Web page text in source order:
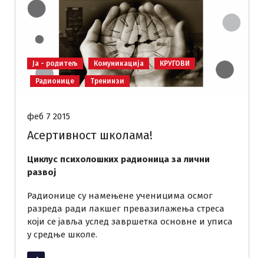
Ја - родитељ Комуникација КРУГОВИ
Радионице Тренинзи
феб 7 2015
Асертивност школама!
Циклус психолошких радионица за лични
развој
Радионице су намењене ученицима осмог
разреда ради лакшег превазилажења стреса
који се јавља услед завршетка основне и уписа
у средње школе.